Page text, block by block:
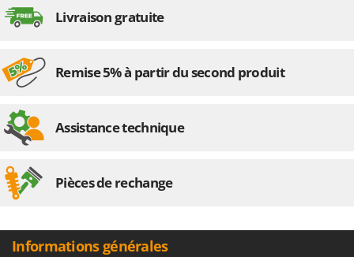
Livraison gratuite
Remise 5% à partir du second produit
Assistance technique
Pièces de rechange
Informations générales